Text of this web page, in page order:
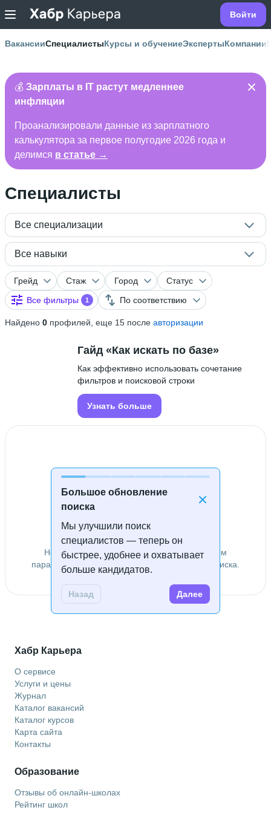
Войти
ВакансииСпециалистыКурсы и обучениеЭкспертыКомпании
💰 Зарплаты в IT растут медленнее
инфляции
Проанализировали данные из зарплатного
калькулятора за первое полугодие 2026 года и
делимся в статье →
Специалисты
Все специализации
Все навыки
Грейд Стаж Город
Статус
Все фильтры
1 По соответствию
Найдено 0 профилей, еще 15 после авторизации
Большое обновление
поиска
Мы улучшили поиск
специалистов — теперь он
быстрее, удобнее и охватывает
больше кандидатов.
Назад Далее
Гайд «Как искать по базе»
Как эффективно использовать сочетание
фильтров и поисковой строки
Узнать больше
Специалисты не найдены
Не удалось найти специалистов по заданным
параметрам. Попробуйте изменить условия поиска.
Хабр Карьера
О сервисе
Услуги и цены
Журнал
Каталог вакансий
Каталог курсов
Карта сайта
Контакты
Образование
Отзывы об онлайн-школах
Рейтинг школ